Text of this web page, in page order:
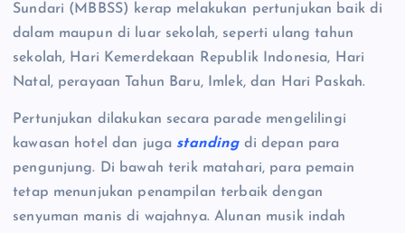
Sundari (MBBSS) kerap melakukan pertunjukan baik di
dalam maupun di luar sekolah, seperti ulang tahun
sekolah, Hari Kemerdekaan Republik Indonesia, Hari
Natal, perayaan Tahun Baru, Imlek, dan Hari Paskah.
Pertunjukan dilakukan secara parade mengelilingi
kawasan hotel dan juga standingdi depan para
pengunjung. Di bawah terik matahari, para pemain
tetap menunjukan penampilan terbaik dengan
senyuman manis di wajahnya. Alunan musik indah